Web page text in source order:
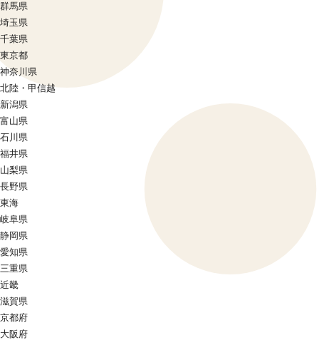
群馬県
埼玉県
千葉県
東京都
神奈川県
北陸・甲信越
新潟県
富山県
石川県
福井県
山梨県
長野県
東海
岐阜県
静岡県
愛知県
三重県
近畿
滋賀県
京都府
大阪府